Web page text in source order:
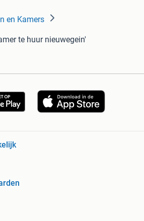
en Kamers
te huur nieuwegein'